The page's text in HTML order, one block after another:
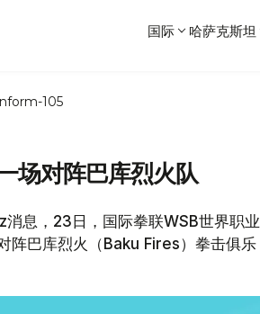
国际 哈萨克斯坦
105
场对阵巴库烈火队
息，23日，国际拳联WSB世界职业
阵巴库烈火（Baku Fires）拳击俱乐